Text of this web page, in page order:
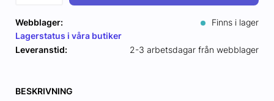
Webblager:
Finns i lager
Lagerstatus i våra butiker
Leveranstid:
2-3 arbetsdagar från webblager
BESKRIVNING